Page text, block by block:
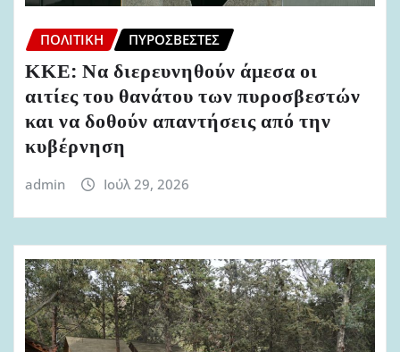
ΠΟΛΙΤΙΚΉ ΠΥΡΟΣΒΈΣΤΕΣ
ΚΚΕ: Να διερευνηθούν άμεσα οι
αιτίες του θανάτου των πυροσβεστών
και να δοθούν απαντήσεις από την
κυβέρνηση
admin Ιούλ 29, 2026